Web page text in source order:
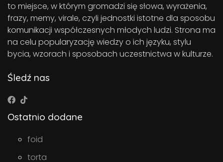
to miejsce, w którym gromadzi się słowa, wyrażenia,
frazy, memy, virale, czyli jednostki istotne dla sposobu
komunikacji współczesnych młodych ludzi. Strona ma
na celu popularyzację wiedzy o ich języku, stylu
bycia, wzorach i sposobach uczestnictwa w kulturze.
Śledź nas
Ostatnio dodane
foid
torta